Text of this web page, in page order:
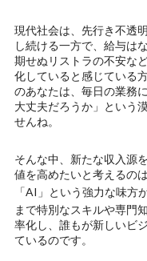
現代社会は、先行き不透
し続ける一方で、給与は
期せぬリストラの不安な
化していると感じている
のあなたは、毎日の業務
大丈夫だろうか」という
せんね。
そんな中、新たな収入源
値を高めたいと考えるの
「AI」という強力な味方
まで特別なスキルや専門
率化し、誰もが新しいビ
ているのです。